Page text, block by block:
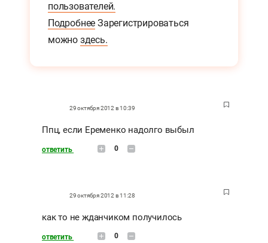
пользователей.
Подробнее Зарегистрироваться
можно здесь.
29 октября 2012 в 10:39
Ппц, если Еременко надолго выбыл
ответить 0
29 октября 2012 в 11:28
как то не жданчиком получилось
ответить 0